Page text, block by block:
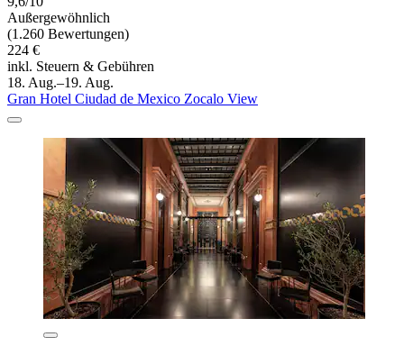
Außergewöhnlich
(1.260 Bewertungen)
224 €
inkl. Steuern & Gebühren
18. Aug.–19. Aug.
Gran Hotel Ciudad de Mexico Zocalo View